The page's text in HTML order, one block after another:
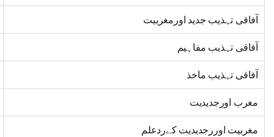
آفاقی تہذیب جدید اورمغربیت
آفاقی تہذیب مفاہیم
آفاقی تہذیب ماخذ
مغرب اورجدیدیت
مغربیت اوررجدیدیت کےردعلم